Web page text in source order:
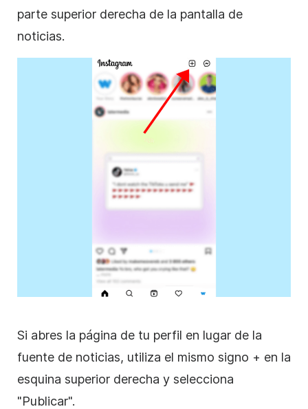
parte superior derecha de la pantalla de
noticias.
Si abres la página de tu perfil en lugar de la
fuente de noticias, utiliza el mismo signo + en la
esquina superior derecha y selecciona
"Publicar".